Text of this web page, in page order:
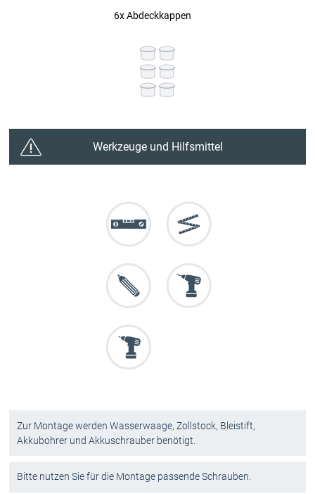
6x Abdeckkappen
Werkzeuge und Hilfsmittel
Zur Montage werden Wasserwaage, Zollstock, Bleistift,
Akkubohrer und Akkuschrauber benötigt.
Bitte nutzen Sie für die Montage passende Schrauben.